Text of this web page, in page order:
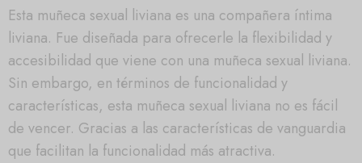
Esta muñeca sexual liviana es una compañera íntima
liviana. Fue diseñada para ofrecerle la flexibilidad y
accesibilidad que viene con una muñeca sexual liviana.
Sin embargo, en términos de funcionalidad y
características, esta muñeca sexual liviana no es fácil
de vencer. Gracias a las características de vanguardia
que facilitan la funcionalidad más atractiva.